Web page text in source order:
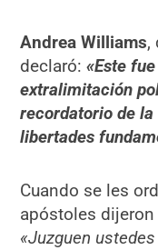
Andrea Williams,
declaró:«Este
extralimitación
recordatorio de
libertades
Cuando se les
apóstoles dijeron
«Juzguen